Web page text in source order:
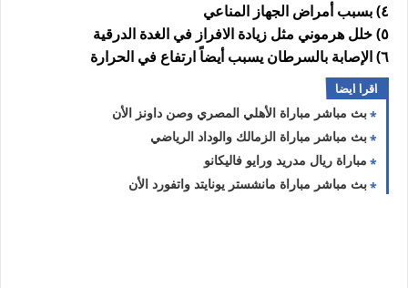
٤) بسبب أمراض الجهاز المناعي
٥) خلل هرموني مثل زيادة الافراز في الغدة الدرقية
٦) الإصابة بالسرطان يسبب أيضاً ارتفاع في الحرارة
اقرا ايضا
بث مباشر مباراة الأهلي المصري وصن داونز الأن
بث مباشر مباراة الزمالك والوداد الرياضي
مباراة ريال مدريد ورايو فاليكانو
بث مباشر مباراة مانشستر يونايتد واتفورد الأن